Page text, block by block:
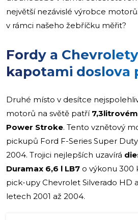
největší nezávislé výrobce
v rámci našeho žebříčku měřit?
Fordy a
kapotami doslova
Druhé místo v desítce
motorů na světě patří
Power Stroke. Tento vznětový
pickupů Ford F-Series Super
2004. Trojici nejlepších uzavírá
Duramax 6,6 l LB7 o výkonu 300
pick-upy Chevrolet Silverado HD
letech 2001 až 2004.